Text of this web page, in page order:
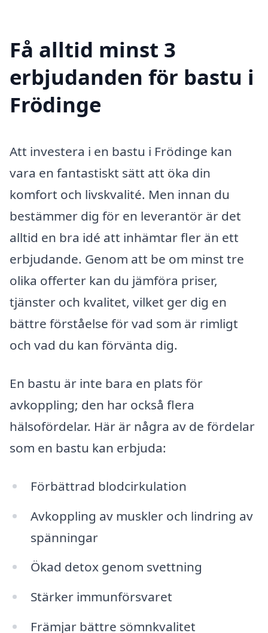
Få alltid minst 3
erbjudanden för bastu i
Frödinge
Att investera i en bastu i Frödinge kan
vara en fantastiskt sätt att öka din
komfort och livskvalité. Men innan du
bestämmer dig för en leverantör är det
alltid en bra idé att inhämtar fler än ett
erbjudande. Genom att be om minst tre
olika offerter kan du jämföra priser,
tjänster och kvalitet, vilket ger dig en
bättre förståelse för vad som är rimligt
och vad du kan förvänta dig.
En bastu är inte bara en plats för
avkoppling; den har också flera
hälsofördelar. Här är några av de fördelar
som en bastu kan erbjuda:
Förbättrad blodcirkulation
Avkoppling av muskler och lindring av
spänningar
Ökad detox genom svettning
Stärker immunförsvaret
Främjar bättre sömnkvalitet